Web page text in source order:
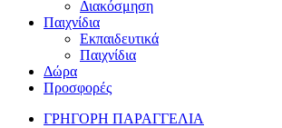
Διακόσμηση
Παιχνίδια
Εκπαιδευτικά
Παιχνίδια
Δώρα
Προσφορές
ΓΡΗΓΟΡΗ ΠΑΡΑΓΓΕΛΙΑ